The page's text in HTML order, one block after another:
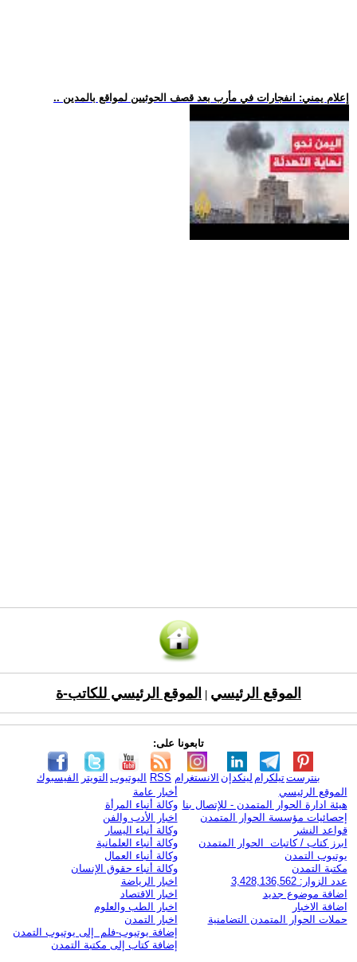
.. إعلام يمني: انفجارات في مأرب بعد قصف الحوثيين لمواقع بالمدين
الموقع الرئيسي الموقع الرئيسي للكاتب-ة
تابعونا على:
الفيسبوك التويتر اليوتيوب RSS الانستغرام لينكدإن تيلكرامبنترست
الموقع الرئيسي
هيئة ادارة الحوار المتمدن - للإتصال بنا
إحصائيات مؤسسة الحوار المتمدن
قواعد النشر
ابرز كتاب / كاتبات الحوار المتمدن
يوتيوب التمدن
مكتبة التمدن
عدد الزوار: 3,428,136,562
اضافة موضوع جديد
اضافة الاخبار
حملات الحوار المتمدن التضامنية
أخبار عامة
وكالة أنباء المرأة
اخبار الأدب والفن
وكالة أنباء اليسار
وكالة أنباء العلمانية
وكالة أنباء العمال
وكالة أنباء حقوق الإنسان
اخبار الرياضة
اخبار الاقتصاد
اخبار الطب والعلوم
اخبار التمدن
إضافة يوتيوب-فلم إلى يوتيوب التمدن
إضافة كتاب إلى مكتبة التمدن